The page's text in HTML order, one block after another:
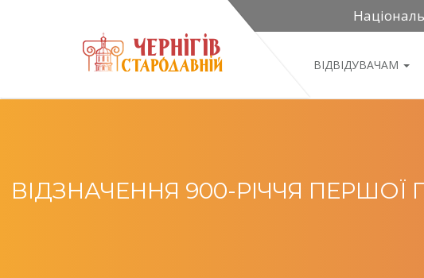
ВІДВІДУВАЧАМ
ВІДЗНАЧЕННЯ 900-РІЧЧЯ